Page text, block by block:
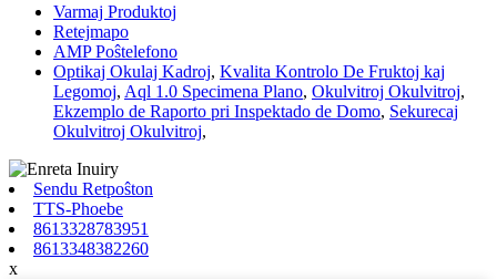
Varmaj Produktoj
Retejmapo
AMP Poŝtelefono
Optikaj Okulaj Kadroj, Kvalita Kontrolo De Fruktoj kaj
Legomoj, Aql 1.0 Specimena Plano, Okulvitroj Okulvitroj,
Ekzemplo de Raporto pri Inspektado de Domo, Sekurecaj
Okulvitroj Okulvitroj,
Sendu Retpoŝton
TTS-Phoebe
8613328783951
8613348382260
x